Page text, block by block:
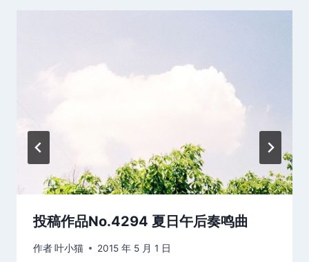
投稿作品No.4294 夏日午后奏鸣曲
作者叶小猫 2015 年 5 月 1 日